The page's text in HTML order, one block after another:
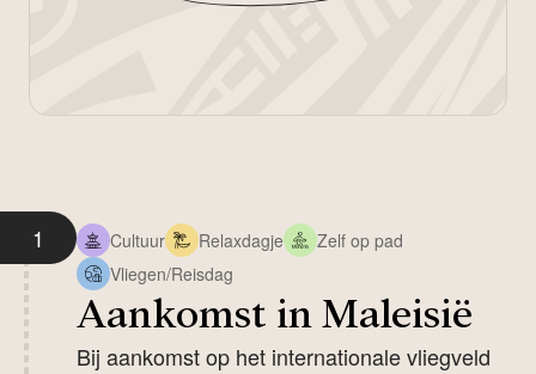
1 Cultuur Relaxdagje
Zelf op pad
Vliegen/Reisdag
Aankomst in Maleisië
Bij aankomst op het internationale vliegveld